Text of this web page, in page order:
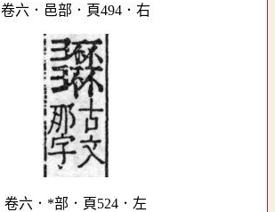
卷六．邑部．頁494．右
卷六．*部．頁524．左